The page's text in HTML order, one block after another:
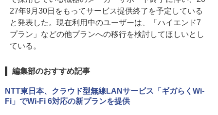
27年9月30日をもってサービス提供終了を予定している
と発表した。現在利用中のユーザーは、「ハイエンド7
プラン」などの他プランへの移行を検討してほしいとし
ている。
編集部のおすすめ記事
NTT東日本、クラウド型無線LANサービス「ギガらくWi-
Fi」でWi-Fi 6対応の新プランを提供